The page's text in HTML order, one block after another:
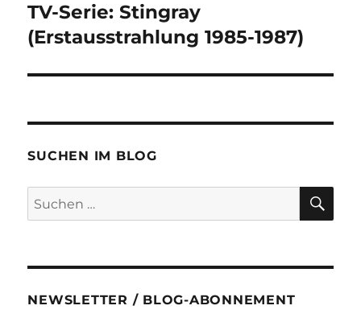
Nächster
Beitrag:
TV-Serie: Stingray
(Erstausstrahlung 1985-1987)
SUCHEN IM BLOG
Suchen
nach:
NEWSLETTER / BLOG-ABONNEMENT